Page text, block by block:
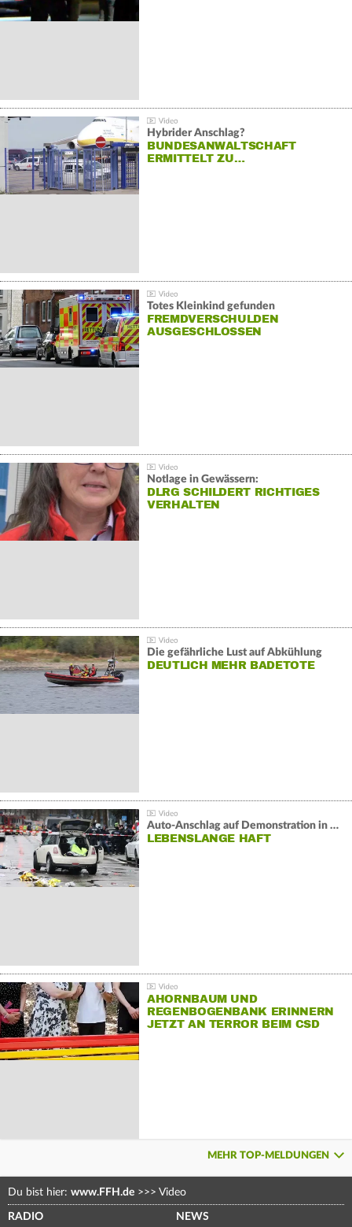
Hybrider Anschlag?
BUNDESANWALTSCHAFT
ERMITTELT ZU…
Totes Kleinkind gefunden
FREMDVERSCHULDEN
AUSGESCHLOSSEN
Notlage in Gewässern:
DLRG SCHILDERT RICHTIGES
VERHALTEN
Die gefährliche Lust auf Abkühlung
DEUTLICH MEHR BADETOTE
Auto-Anschlag auf Demonstration in München:
LEBENSLANGE HAFT
AHORNBAUM UND
REGENBOGENBANK ERINNERN
JETZT AN TERROR BEIM CSD
MEHR TOP-MELDUNGEN
Du bist hier: www.FFH.de >>> Video
RADIO NEWS